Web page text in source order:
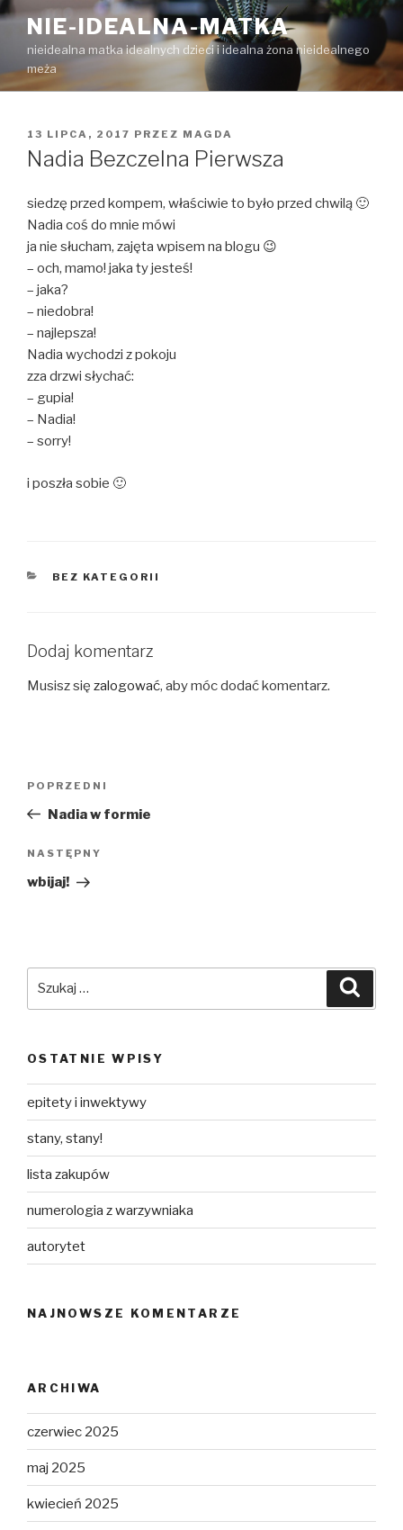
Przejdź
treści
NIE-IDEALNA-MATKA
nieidealna matka idealnych dzieci i idealna żona nieidealnego
meża
OPUBLIKOWANE
W
13 LIPCA, 2017 PRZEZ MAGDA
Nadia Bezczelna Pierwsza
siedzę przed kompem, właściwie to było przed chwilą 🙂
Nadia coś do mnie mówi
ja nie słucham, zajęta wpisem na blogu 😉
– och, mamo! jaka ty jesteś!
– jaka?
– niedobra!
– najlepsza!
Nadia wychodzi z pokoju
zza drzwi słychać:
– gupia!
– Nadia!
– sorry!
i poszła sobie 🙂
KATEGORIE
BEZ KATEGORII
Dodaj komentarz
Musisz się zalogować, aby móc dodać komentarz.
Poprzedni
wpis
POPRZEDNI
Nadia w formie
Następny
wpis
NASTĘPNY
wbijaj!
OSTATNIE WPISY
epitety i inwektywy
stany, stany!
lista zakupów
numerologia z warzywniaka
autorytet
NAJNOWSZE KOMENTARZE
ARCHIWA
czerwiec 2025
maj 2025
kwiecień 2025